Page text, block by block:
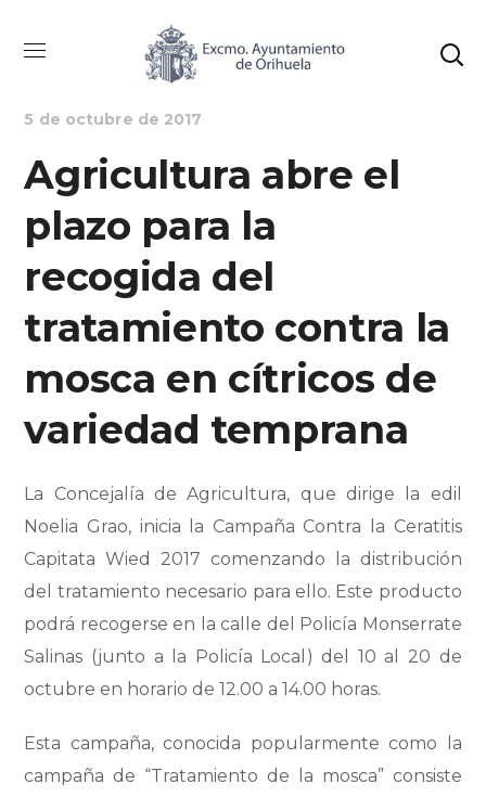
AGRICULTURA NOTICIAS
5 de octubre de 2017
Agricultura abre el
plazo para la
recogida del
tratamiento contra la
mosca en cítricos de
variedad temprana
La Concejalía de Agricultura, que dirige la edil
Noelia Grao, inicia la Campaña Contra la Ceratitis
Capitata Wied 2017 comenzando la distribución
del tratamiento necesario para ello. Este producto
podrá recogerse en la calle del Policía Monserrate
Salinas (junto a la Policía Local) del 10 al 20 de
octubre en horario de 12.00 a 14.00 horas.
Esta campaña, conocida popularmente como la
campaña de “Tratamiento de la mosca” consiste